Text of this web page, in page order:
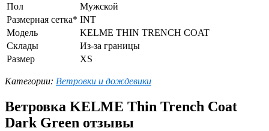
Пол
Мужской
Размерная сетка* INT
Модель
KELME THIN TRENCH COAT
Склады
Из-за границы
Размер
XS
Категории: Ветровки и дождевики
Ветровка KELME Thin Trench Coat
Dark Green отзывы